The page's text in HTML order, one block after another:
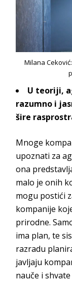
Milana
U teoriji,
razumno i
šire
Mnoge
upoznati za
ona
malo je onih
mogu postići
kompanije
prirodne.
ima plan, te
razradu
javljaju
nauče i